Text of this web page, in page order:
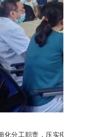
分工职责，压实疫情防控责任